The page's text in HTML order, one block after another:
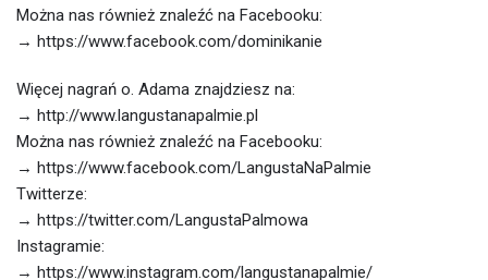
Można nas również znaleźć na Facebooku:
→ https://www.facebook.com/dominikanie
Więcej nagrań o. Adama znajdziesz na:
→ http://www.langustanapalmie.pl
Można nas również znaleźć na Facebooku:
→ https://www.facebook.com/LangustaNaPalmie
Twitterze:
→ https://twitter.com/LangustaPalmowa
Instagramie:
→ https://www.instagram.com/langustanapalmie/